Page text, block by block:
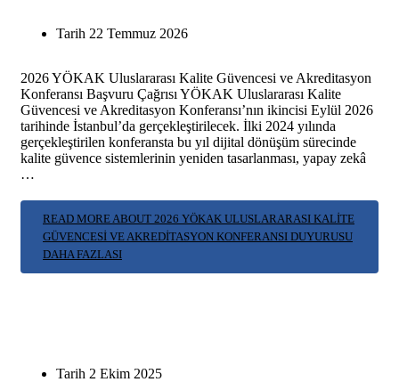
Tarih 22 Temmuz 2026
2026 YÖKAK Uluslararası Kalite Güvencesi ve Akreditasyon
Konferansı Başvuru Çağrısı YÖKAK Uluslararası Kalite
Güvencesi ve Akreditasyon Konferansı’nın ikincisi Eylül 2026
tarihinde İstanbul’da gerçekleştirilecek. İlki 2024 yılında
gerçekleştirilen konferansta bu yıl dijital dönüşüm sürecinde
kalite güvence sistemlerinin yeniden tasarlanması, yapay zekâ
…
READ MORE ABOUT 2026 YÖKAK ULUSLARARASI KALITE
GÜVENCESI VE AKREDITASYON KONFERANSI DUYURUSU
DAHA FAZLASI
Tarih 2 Ekim 2025